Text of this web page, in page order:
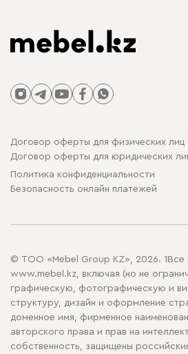
Договор оферты для физических лиц
Договор оферты для юридических
Политика конфиденциальности
Безопасность онлайн платежей
© ТОО «Mebel Group KZ», 2026. 1Все
www.mebel.kz, включая (но не
графическую, фотографическую и
структуру, дизайн и оформление
доменное имя, фирменное
авторского права и прав на
собственность, защищены